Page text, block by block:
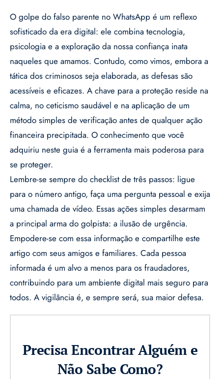
O golpe do falso parente no WhatsApp é um reflexo
sofisticado da era digital: ele combina tecnologia,
psicologia e a exploração da nossa confiança inata
naqueles que amamos. Contudo, como vimos, embora a
tática dos criminosos seja elaborada, as defesas são
acessíveis e eficazes. A chave para a proteção reside na
calma, no ceticismo saudável e na aplicação de um
método simples de verificação antes de qualquer ação
financeira precipitada. O conhecimento que você
adquiriu neste guia é a ferramenta mais poderosa para
se proteger.
Lembre-se sempre do checklist de três passos: ligue
para o número antigo, faça uma pergunta pessoal e exija
uma chamada de vídeo. Essas ações simples desarmam
a principal arma do golpista: a ilusão de urgência.
Empodere-se com essa informação e compartilhe este
artigo com seus amigos e familiares. Cada pessoa
informada é um alvo a menos para os fraudadores,
contribuindo para um ambiente digital mais seguro para
todos. A vigilância é, e sempre será, sua maior defesa.
Precisa Encontrar Alguém e
Não Sabe Como?